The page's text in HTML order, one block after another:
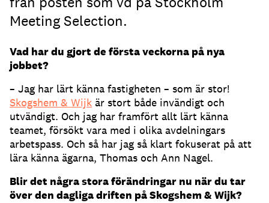
Meeting Selection.
Vad har du gjort de första veckorna på nya
jobbet?
– Jag har lärt känna fastigheten – som är stor!
Skogshem & Wijk är stort både invändigt och
utvändigt. Och jag har framfört allt lärt känna
teamet, försökt vara med i olika avdelningars
arbetspass. Och så har jag så klart fokuserat på att
lära känna ägarna, Thomas och Ann Nagel.
Blir det några stora förändringar nu när du tar
över den dagliga driften på Skogshem & Wijk?